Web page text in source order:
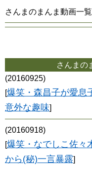
さんまのまんま動画一覧
さんまの
(20160925)
[爆笑・森昌子が愛息
意外な趣味]
(20160918)
[爆笑・なでしこ佐々
から(秘)一言暴露]